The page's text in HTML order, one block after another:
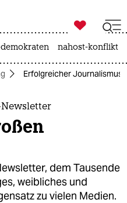

taz zahl ich
nahost-konflikt
Erfolgreicher
dem Tausende
weibliches und
zu vielen Medien.